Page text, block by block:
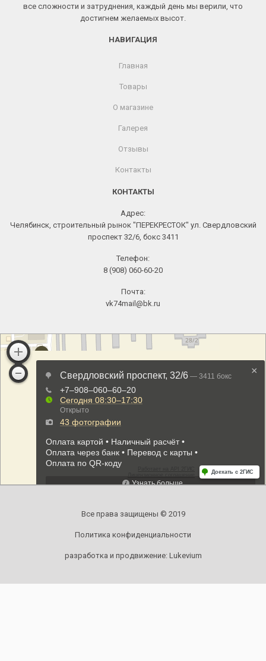
все сложности и затруднения, каждый день мы верили, что
достигнем желаемых высот.
НАВИГАЦИЯ
Главная
Товары
О магазине
Галерея
Отзывы
Контакты
КОНТАКТЫ
Адрес:
Челябинск, строительный рынок "ПЕРЕКРЕСТОК" ул. Свердловский
проспект 32/6, бокс 3411
Телефон:
8 (908) 060-60-20
Почта:
vk74mail@bk.ru
Все права защищены © 2019
Политика конфиденциальности
разработка и продвижение: Lukevium